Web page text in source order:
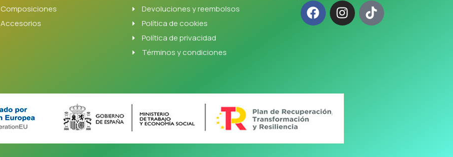
Composiciones
Accesorios
Devoluciones y reembolsos
Política de cookies
Política de privacidad
Términos y condiciones